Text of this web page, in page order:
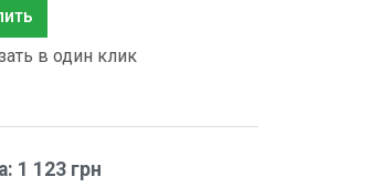
в один клик
1 123 грн